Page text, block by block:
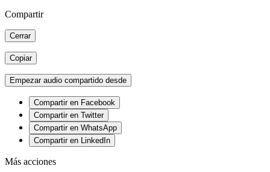
Compartir
Cerrar
Copiar
Empezar audio compartido desde
Compartir en Facebook
Compartir en Twitter
Compartir en WhatsApp
Compartir en LinkedIn
Más acciones